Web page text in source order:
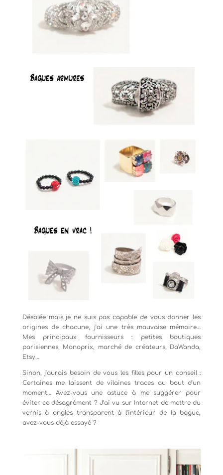
Désolée mais je ne suis pas capable de vous donner les
origines de chacune, j’ai une très mauvaise mémoire…
Mes principaux fournisseurs : petites boutiques
parisiennes, Monoprix, marché de créateurs, DaWanda,
Etsy…
Sinon, j’aurais besoin de vous les filles pour un conseil :
Certaines me laissent de vilaines traces au bout d’un
moment… Avez-vous une astuce à me suggérer pour
éviter ce désagrément ? J’ai vu sur Internet de mettre du
vernis à ongles transparent à l’intérieur de la bague,
avez-vous déjà essayé ?